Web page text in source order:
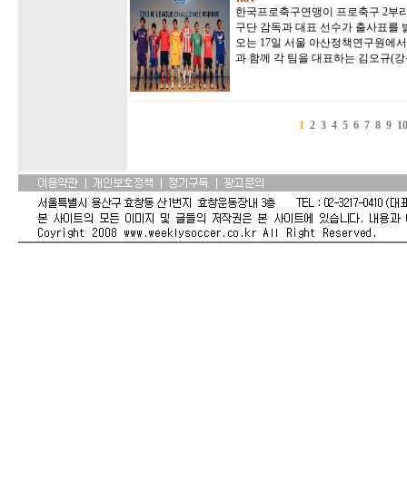
한국프로축구연맹이 프로축구 2부
구단 감독과 대표 선수가 출사표를
오는 17일 서울 아산정책연구원에
과 함께 각 팀을 대표하는 김오규(
1 2 3 4 5 6 7 8 9 10